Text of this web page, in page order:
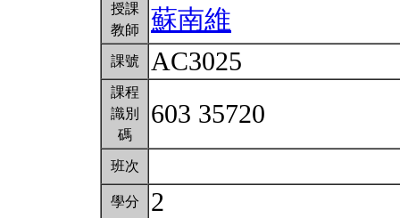
授課
教師
蘇南維
課號 AC3025
課程
識別
碼
603 35720
班次
學分 2